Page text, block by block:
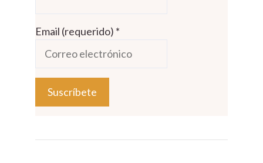
Email (requerido) *
o